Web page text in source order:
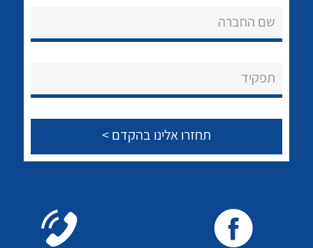
לכל מוצרי היצרן לכל מוצרי היצרן
שם החברה
תפקיד